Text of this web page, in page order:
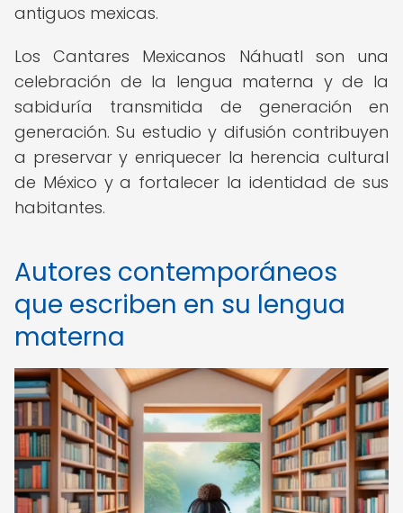
antiguos mexicas.
Los Cantares Mexicanos Náhuatl son una
celebración de la lengua materna y de la
sabiduría transmitida de generación en
generación. Su estudio y difusión contribuyen
a preservar y enriquecer la herencia cultural
de México y a fortalecer la identidad de sus
habitantes.
Autores contemporáneos
que escriben en su lengua
materna